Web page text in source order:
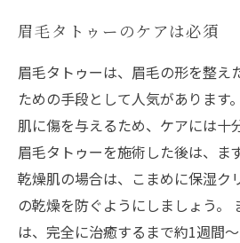
眉毛タトゥーのケアは必須
眉毛タトゥーは、眉毛の形を整え
ための手段として人気があります
肌に傷を与えるため、ケアには十
眉毛タトゥーを施術した後は、ま
乾燥肌の場合は、こまめに保湿ク
の乾燥を防ぐようにしましょう。
は、完全に治癒するまで約1週間